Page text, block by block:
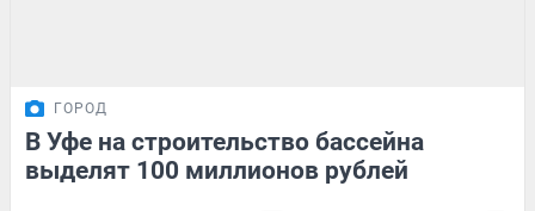
ГОРОД
В Уфе на строительство бассейна
выделят 100 миллионов рублей